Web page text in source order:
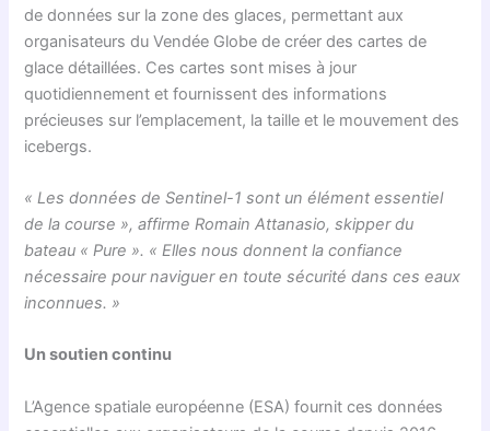
de données sur la zone des glaces, permettant aux
organisateurs du Vendée Globe de créer des cartes de
glace détaillées. Ces cartes sont mises à jour
quotidiennement et fournissent des informations
précieuses sur l’emplacement, la taille et le mouvement des
icebergs.
« Les données de Sentinel-1 sont un élément essentiel
de la course », affirme Romain Attanasio, skipper du
bateau « Pure ». « Elles nous donnent la confiance
nécessaire pour naviguer en toute sécurité dans ces eaux
inconnues. »
Un soutien continu
L’Agence spatiale européenne (ESA) fournit ces données